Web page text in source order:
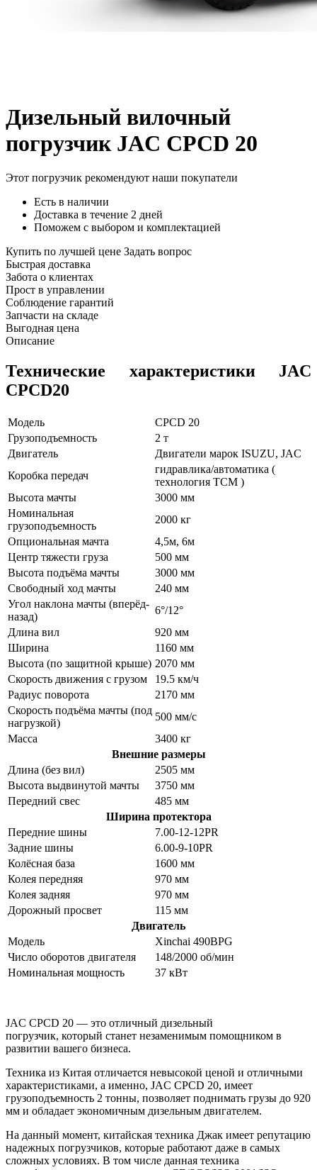
Дизельный вилочный
погрузчик JAC CPCD 20
Этот погрузчик рекомендуют наши покупатели
Есть в наличии
Доставка в течение 2 дней
Поможем с выбором и комплектацией
Купить по лучшей цене Задать вопрос
Быстрая доставка
Забота о клиентах
Прост в управлении
Соблюдение гарантий
Запчасти на складе
Выгодная цена
Описание
Технические характеристики JAC
CPCD20
Модель
CPCD 20
Грузоподъемность
2 т
Двигатель
Двигатели марок ISUZU, JAC
Коробка передач
гидравлика/автоматика (
технология TCM )
Высота мачты
3000 мм
Номинальная
грузоподъемность
2000 кг
Опциональная мачта
4,5м, 6м
Центр тяжести груза
500 мм
Высота подъёма мачты
3000 мм
Свободный ход мачты
240 мм
Угол наклона мачты (вперёд-
назад)
6°/12°
Длина вил
920 мм
Ширина
1160 мм
Высота (по защитной крыше) 2070 мм
Скорость движения с грузом
19.5 км/ч
Радиус поворота
2170 мм
Скорость подъёма мачты (под
нагрузкой)
500 мм/с
Масса
3400 кг
Внешние размеры
Длина (без вил)
2505 мм
Высота выдвинутой мачты
3750 мм
Передний свес
485 мм
Ширина протектора
Передние шины
7.00-12-12PR
Задние шины
6.00-9-10PR
Колёсная база
1600 мм
Колея передняя
970 мм
Колея задняя
970 мм
Дорожный просвет
115 мм
Двигатель
Модель
Xinchai 490BPG
Число оборотов двигателя
148/2000 об/мин
Номинальная мощность
37 кВт
JAC CPCD 20 — это отличный дизельный
погрузчик, который станет незаменимым помощником в
развитии вашего бизнеса.
Техника из Китая отличается невысокой ценой и отличными
характеристиками, а именно, JAC CPCD 20, имеет
грузоподъемность 2 тонны, позволяет поднимать грузы до 920
мм и обладает экономичным дизельным двигателем.
На данный момент, китайская техника Джак имеет репутацию
надежных погрузчиков, которые работают даже в самых
сложных условиях. В том числе данная техника